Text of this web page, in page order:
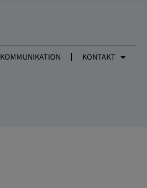
KOMMUNIKATION KONTAKT